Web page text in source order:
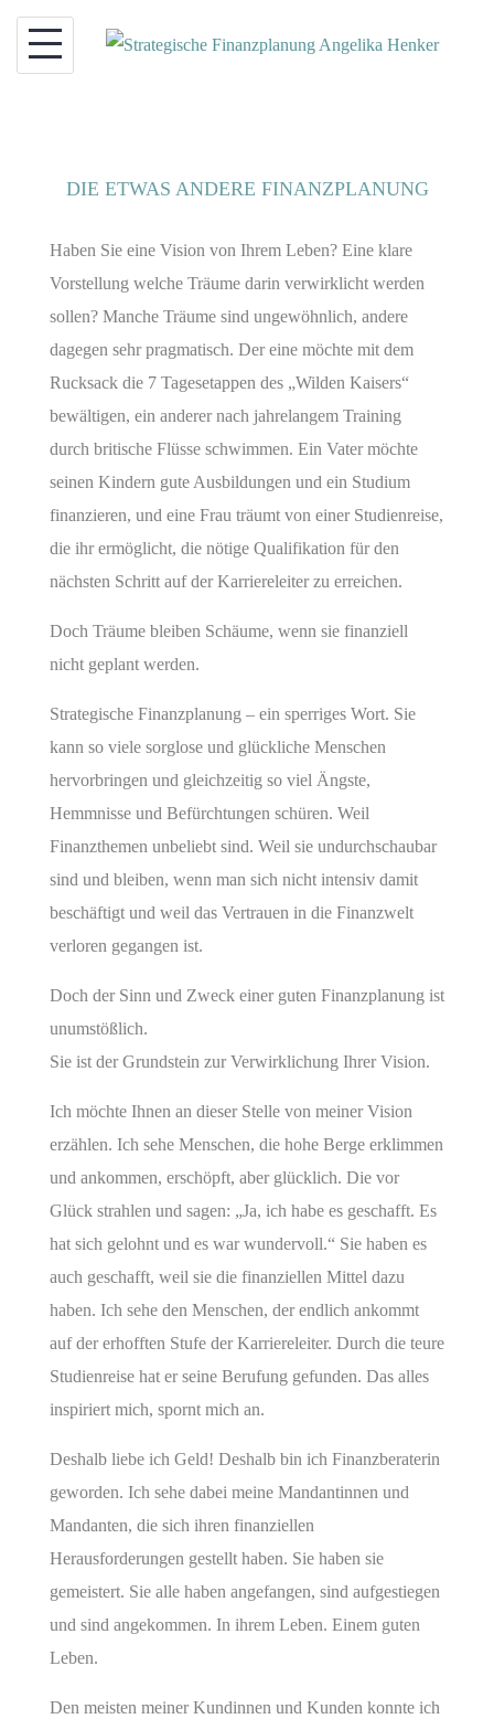
Skip
DIE ETWAS ANDERE FINANZPLANUNG
Haben Sie eine Vision von Ihrem Leben? Eine klare
Vorstellung welche Träume darin verwirklicht werden
sollen? Manche Träume sind ungewöhnlich, andere
dagegen sehr pragmatisch. Der eine möchte mit dem
Rucksack die 7 Tagesetappen des „Wilden Kaisers“
bewältigen, ein anderer nach jahrelangem Training
durch britische Flüsse schwimmen. Ein Vater möchte
seinen Kindern gute Ausbildungen und ein Studium
finanzieren, und eine Frau träumt von einer Studienreise,
die ihr ermöglicht, die nötige Qualifikation für den
nächsten Schritt auf der Karriereleiter zu erreichen.
Doch Träume bleiben Schäume, wenn sie finanziell
nicht geplant werden.
Strategische Finanzplanung – ein sperriges Wort. Sie
kann so viele sorglose und glückliche Menschen
hervorbringen und gleichzeitig so viel Ängste,
Hemmnisse und Befürchtungen schüren. Weil
Finanzthemen unbeliebt sind. Weil sie undurchschaubar
sind und bleiben, wenn man sich nicht intensiv damit
beschäftigt und weil das Vertrauen in die Finanzwelt
verloren gegangen ist.
Doch der Sinn und Zweck einer guten Finanzplanung ist
unumstößlich.
Sie ist der Grundstein zur Verwirklichung Ihrer Vision.
Ich möchte Ihnen an dieser Stelle von meiner Vision
erzählen. Ich sehe Menschen, die hohe Berge erklimmen
und ankommen, erschöpft, aber glücklich. Die vor
Glück strahlen und sagen: „Ja, ich habe es geschafft. Es
hat sich gelohnt und es war wundervoll.“ Sie haben es
auch geschafft, weil sie die finanziellen Mittel dazu
haben. Ich sehe den Menschen, der endlich ankommt
auf der erhofften Stufe der Karriereleiter. Durch die teure
Studienreise hat er seine Berufung gefunden. Das alles
inspiriert mich, spornt mich an.
Deshalb liebe ich Geld! Deshalb bin ich Finanzberaterin
geworden. Ich sehe dabei meine Mandantinnen und
Mandanten, die sich ihren finanziellen
Herausforderungen gestellt haben. Sie haben sie
gemeistert. Sie alle haben angefangen, sind aufgestiegen
und sind angekommen. In ihrem Leben. Einem guten
Leben.
Den meisten meiner Kundinnen und Kunden konnte ich